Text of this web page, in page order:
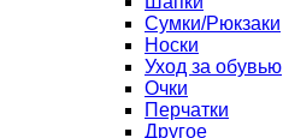
Сумки/Рюкзаки
Носки
Уход за обувью
Очки
Перчатки
Другое